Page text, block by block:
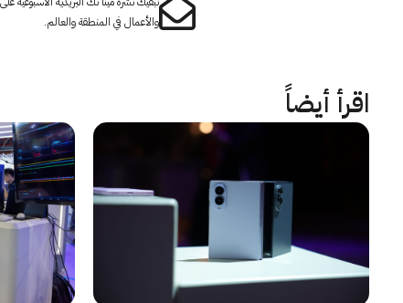
والأعمال في المنطقة والعالم.
اقرأ أيضاً